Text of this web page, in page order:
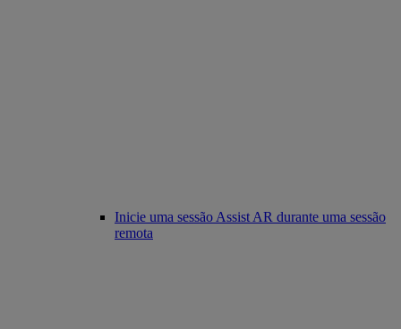
Inicie uma sessão Assist AR durante uma sessão
remota